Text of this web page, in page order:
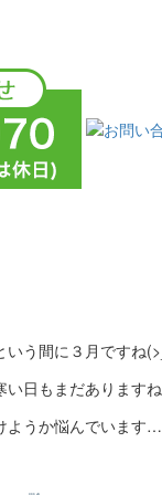
いう間に３月ですね
い日もまだあります
ようか悩んでいます…